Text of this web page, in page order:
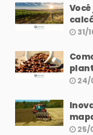
31/
24/
25/